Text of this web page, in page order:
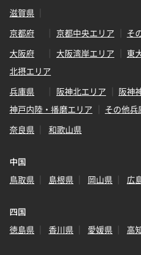
滋賀県
京都府
京都中央エリア
そ
大阪府
大阪湾岸エリア 東
北摂エリア
兵庫県
阪神北エリア
阪神
神戸内陸・播磨エリア
その他兵
奈良県
和歌山県
中国
鳥取県
島根県 岡山県 広
四国
徳島県
香川県 愛媛県 高